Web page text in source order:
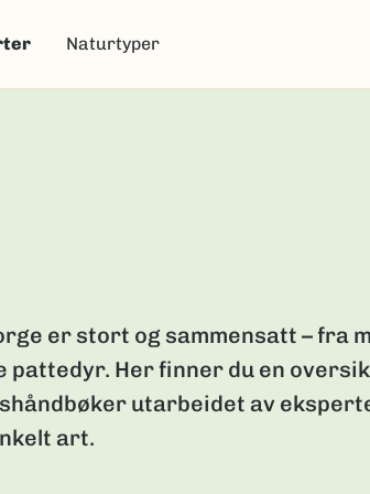
Naturtyper
er stort og sammensatt – fra
pattedyr. Her finner du en
utarbeidet av
art.